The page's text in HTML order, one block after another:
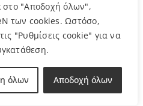
στο "Αποδοχή όλων",
των cookies. Ωστόσο,
"Ρυθμίσεις cookie" για να
όλων Αποδοχή όλων